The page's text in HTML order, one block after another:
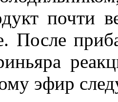
почти
После
эфир